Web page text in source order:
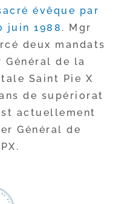
évêque par
juin 1988 . Mgr
deux man­dats
Général de la
Saint Pie X
de supé­rio­rat
actuel­le­ment
Général de